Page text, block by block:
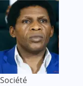
Société